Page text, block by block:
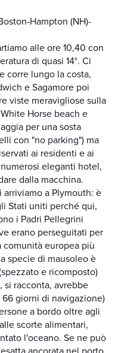
Hampton (NH)-
alle ore 10,40 con
di quasi 14°. Ci
corre lungo la costa,
e Sagamore poi
viste meravigliose sulla
Horse beach e
per una sosta
con "no parking") ma
ai residenti e ai
eleganti hotel,
dalla macchina.
a Plymouth: è
Stati uniti perché qui,
i Padri Pellegrini
erano perseguitati per
europea più
specie di mausoleo è
e ricomposto)
si racconta, avrebbe
giorni di navigazione)
a bordo oltre agli
scorte alimentari,
l'oceano. Se ne può